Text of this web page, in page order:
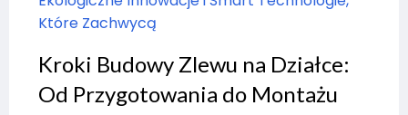
Które Zachwycą
Kroki Budowy Zlewu na Działce:
Od Przygotowania do Montażu